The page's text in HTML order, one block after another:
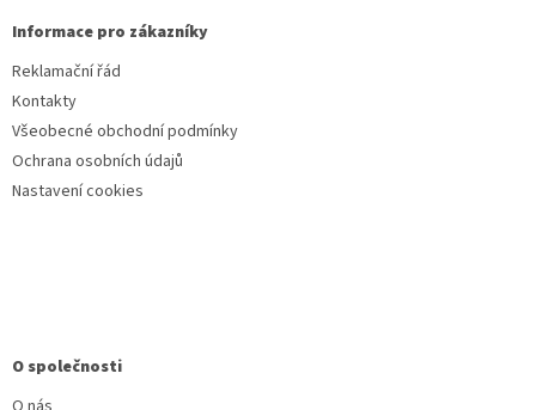
Informace pro zákazníky
Reklamační řád
Kontakty
Všeobecné obchodní podmínky
Ochrana osobních údajů
Nastavení cookies
O společnosti